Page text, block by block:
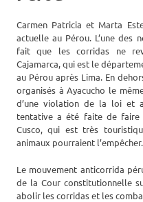
Carmen Patricia et Marta
actuelle au Pérou. L’une
fait que les corridas ne
Cajamarca, qui est le
au Pérou après Lima. En
organisés à Ayacucho le
d’une violation de la loi et
tentative a été faite de
Cusco, qui est très
animaux pourraient l’empêcher.
Le mouvement anticorrida
de la Cour constitutionnelle
abolir les corridas et les